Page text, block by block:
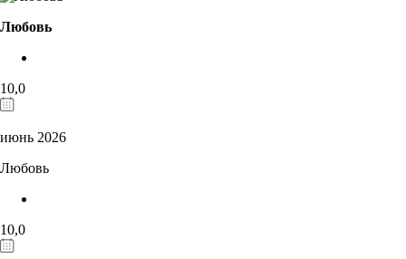
Любовь
10,0
июнь 2026
Любовь
10,0